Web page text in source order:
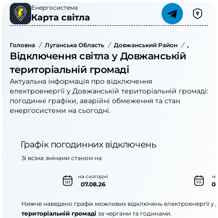
Енергосистема
Карта світла
Головна / Луганська Область / Довжанський Район /
Відключення світла у Довжанській
територіальній громаді
Актуальна інформація про відключення
електроенергії у Довжанській територіальній громаді:
погодинні графіки, аварійні обмеження та стан
енергосистеми на сьогодні.
Графік погодинних відключень
на сьогодні
07.08.26
Зі всіма змінами станом на
Нижче наведено графік можливих відключень електроенергії у
територіальній громаді за чергами та годинами.